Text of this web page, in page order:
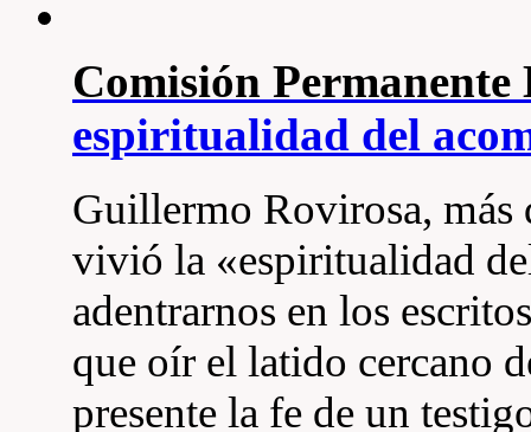
Comisión Permanente
espiritualidad del
Guillermo Rovirosa, más
vivió la «espiritualidad
adentrarnos en los
que oír el latido cercano
presente la fe de un